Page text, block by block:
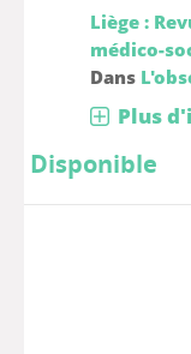
Liège :
médico-
Dans
Plus
Disponible